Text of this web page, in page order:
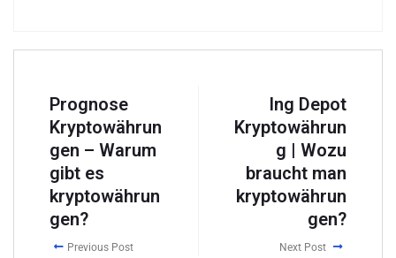
Prognose
Kryptowährun
gen – Warum
gibt es
kryptowährun
gen?
Previous Post
Ing Depot
Kryptowährun
g | Wozu
braucht man
kryptowährun
gen?
Next Post